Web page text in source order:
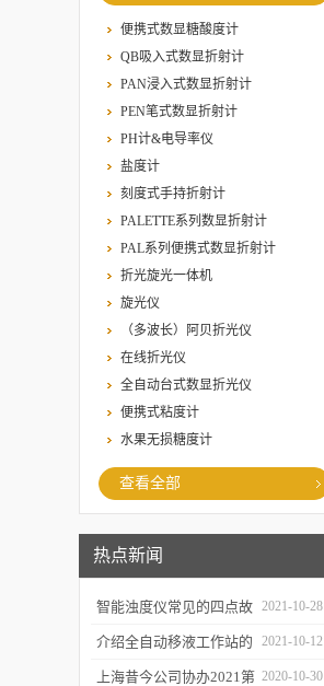
便携式数显糖酸度计
QB吸入式数显折射计
PAN浸入式数显折射计
PEN笔式数显折射计
PH计&电导率仪
盐度计
刻度式手持折射计
PALETTE系列数显折射计
PAL系列便携式数显折射计
折光旋光一体机
旋光仪
（多波长）阿贝折光仪
在线折光仪
全自动台式数显折光仪
便携式粘度计
水果无损糖度计
查看全部
热点新闻
智能浊度仪常见的四点故
障
2021-10-28
介绍全自动移液工作站的
三种移液方式
2021-10-12
上海昔今公司协办2021第 2020-10-30